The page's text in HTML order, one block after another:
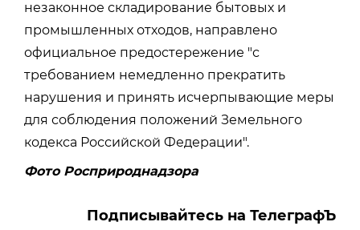
незаконное складирование бытовых и
промышленных отходов, направлено
официальное предостережение "с
требованием немедленно прекратить
нарушения и принять исчерпывающие меры
для соблюдения положений Земельного
кодекса Российской Федерации".
Фото Росприроднадзора
Подписывайтесь на ТелеграфЪ